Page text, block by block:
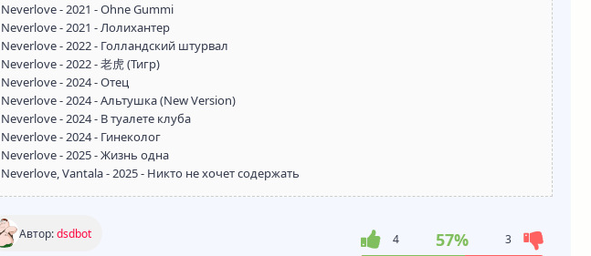
Neverlove - 2021 - Ohne Gummi
Neverlove - 2021 - Лолихантер
Neverlove - 2022 - Голландский штурвал
Neverlove - 2022 - 老虎 (Тигр)
Neverlove - 2024 - Отец
Neverlove - 2024 - Альтушка (New Version)
Neverlove - 2024 - В туалете клуба
Neverlove - 2024 - Гинеколог
Neverlove - 2025 - Жизнь одна
Neverlove, Vantala - 2025 - Никто не хочет содержать
Автор:dsdbot 4 57% 3